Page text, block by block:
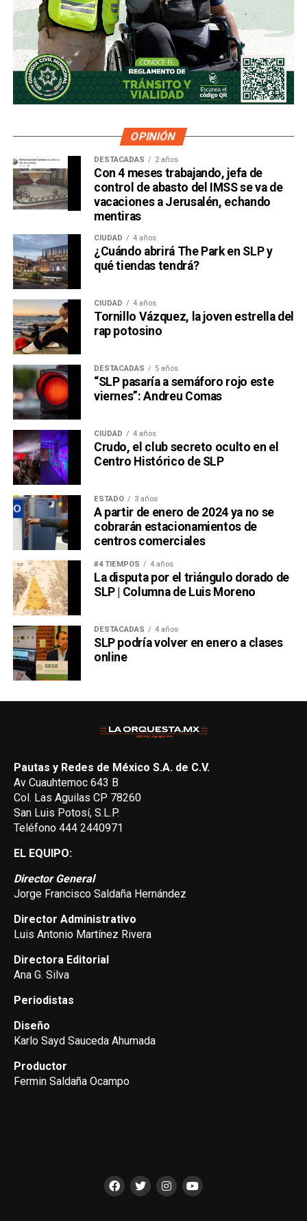
OPINIÓN
DESTACADAS 2 años
Con 4 meses trabajando, jefa de
control de abasto del IMSS se va de
vacaciones a Jerusalén, echando
mentiras
CIUDAD 4 años
¿Cuándo abrirá The Park en SLP y
qué tiendas tendrá?
CIUDAD 4 años
Tornillo Vázquez, la joven estrella del
rap potosino
DESTACADAS 5 años
“SLP pasaría a semáforo rojo este
viernes”: Andreu Comas
CIUDAD 4 años
Crudo, el club secreto oculto en el
Centro Histórico de SLP
ESTADO 3 años
A partir de enero de 2024 ya no se
cobrarán estacionamientos de
centros comerciales
#4 TIEMPOS 4 años
La disputa por el triángulo dorado de
SLP | Columna de Luis Moreno
DESTACADAS 4 años
SLP podría volver en enero a clases
online
Pautas y Redes de México S.A. de C.V.
Av Cuauhtemoc 643 B
Col. Las Aguilas CP 78260
San Luis Potosí, S.L.P.
Teléfono 444 2440971
EL EQUIPO:
Director General
Jorge Francisco Saldaña Hernández
Director Administrativo
Luis Antonio Martínez Rivera
Directora Editorial
Ana G. Silva
Periodistas
Diseño
Karlo Sayd Sauceda Ahumada
Productor
Fermin Saldaña Ocampo